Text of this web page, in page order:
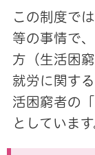
この制度で
等の事情で
方（生活困
就労に関す
活困窮者の
としています